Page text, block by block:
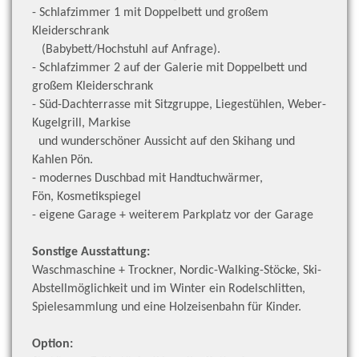
- Schlafzimmer 1 mit Doppelbett und großem
Kleiderschrank
(Babybett/Hochstuhl auf Anfrage).
- Schlafzimmer 2 auf der Galerie mit Doppelbett und
großem Kleiderschrank
- Süd-Dachterrasse mit Sitzgruppe, Liegestühlen, Weber-
Kugelgrill, Markise
und wunderschöner Aussicht auf den Skihang und
Kahlen Pön.
- modernes Duschbad mit Handtuchwärmer,
Fön, Kosmetikspiegel
- eigene Garage + weiterem Parkplatz vor der Garage
Sonstige Ausstattung:
Waschmaschine + Trockner, Nordic-Walking-Stöcke, Ski-
Abstellmöglichkeit und im Winter ein Rodelschlitten,
Spielesammlung und eine Holzeisenbahn für Kinder.
Option: